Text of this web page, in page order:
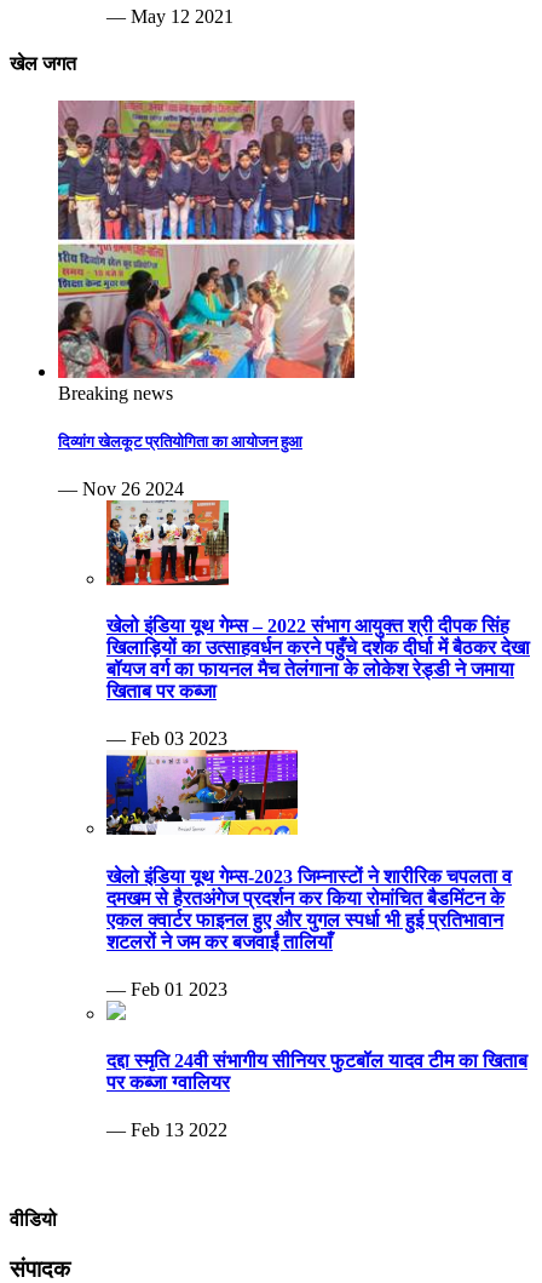
— May 12 2021
खेल जगत
Breaking news
दिव्यांग खेलकूट प्रतियोगिता का आयोजन हुआ
— Nov 26 2024
खेलो इंडिया यूथ गेम्स – 2022 संभाग आयुक्त श्री दीपक सिंह
खिलाड़ियों का उत्साहवर्धन करने पहुँचे दर्शक दीर्घा में बैठकर देखा
बॉयज वर्ग का फायनल मैच तेलंगाना के लोकेश रेड्डी ने जमाया
खिताब पर कब्जा
— Feb 03 2023
खेलो इंडिया यूथ गेम्स-2023 जिम्नास्टों ने शारीरिक चपलता व
दमखम से हैरतअंगेज प्रदर्शन कर किया रोमांचित बैडमिंटन के
एकल क्वार्टर फाइनल हुए और युगल स्पर्धा भी हुई प्रतिभावान
शटलरों ने जम कर बजवाईं तालियाँ
— Feb 01 2023
दद्दा स्मृति 24वी संभागीय सीनियर फुटबॉल यादव टीम का खिताब
पर कब्जा ग्वालियर
— Feb 13 2022
वीडियो
संपादक